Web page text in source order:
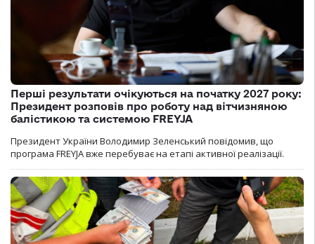
Перші результати очікуються на початку 2027 року:
Президент розповів про роботу над вітчизняною
балістикою та системою FREYJA
Президент України Володимир Зеленський повідомив, що
програма FREYJA вже перебуває на етапі активної реалізації.